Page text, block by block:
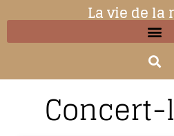
La vie de la